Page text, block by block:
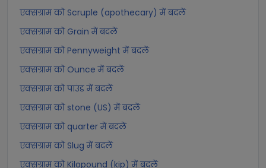
एक्सग्राम को Scruple (apothecary) में बदलें
एक्सग्राम को Grain में बदलें
एक्सग्राम को Pennyweight में बदलें
एक्सग्राम को Ounce में बदलें
एक्सग्राम को पाउंड में बदलें
एक्सग्राम को stone (US) में बदलें
एक्सग्राम को quarter में बदलें
एक्सग्राम को Slug में बदलें
एक्सग्राम को Kilopound (kip) में बदलें